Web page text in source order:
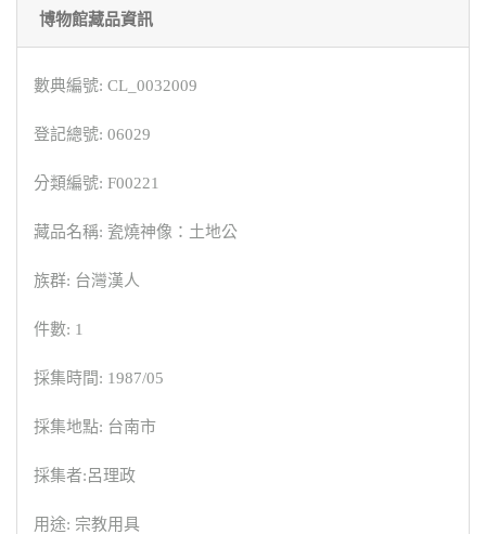
博物館藏品資訊
數典編號: CL_0032009
登記總號: 06029
分類編號: F00221
藏品名稱: 瓷燒神像：土地公
族群: 台灣漢人
件數: 1
採集時間: 1987/05
採集地點: 台南市
採集者:呂理政
用途: 宗教用具